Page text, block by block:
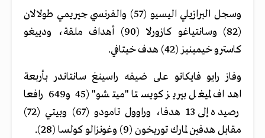
وسجل البرازيلي اليسيو (57) والفرنسي جيريمي طولالان
(82) وسانتياغو كازورلا (90) أهداف ملقة، ودييغو
كاسترو خيمينيز (42) هدف خيتافي.
وفاز رايو فايكانو على ضيفه راسينغ سانتاندر بأربعة
اهداف لميغل بيريز كويستا "ميتشو" (45 و649 رافعا
رصيده إلى 13 هدفا، وراوول تامودو (67) وبيتي (72)
مقابل هدفين لمارك توريخون (9) وغونزالو كولسا (28).